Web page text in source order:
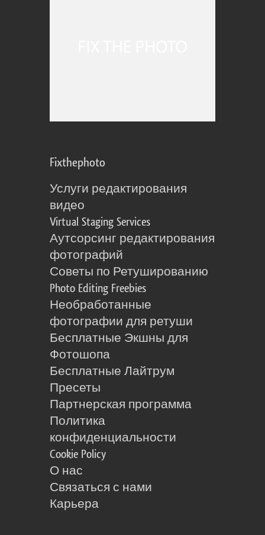
Fixthephoto
Услуги редактирования
видео
Virtual Staging Services
Аутсорсинг редактирования
фотографий
Советы по Ретушированию
Photo Editing Freebies
Необработанные
фотографии для ретуши
Бесплатные Экшны для
Фотошопа
Бесплатные Лайтрум
Пресеты
Партнерская программа
Политика
конфиденциальности
Cookie Policy
О нас
Связаться с нами
Карьера